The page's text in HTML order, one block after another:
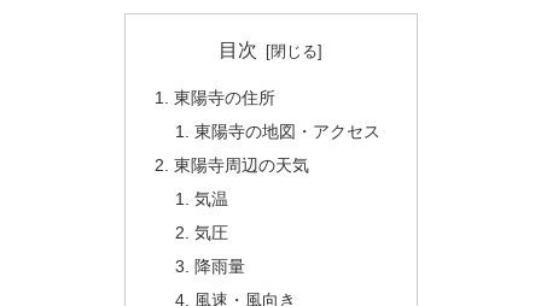
目次
東陽寺の住所
東陽寺の地図・アクセス
東陽寺周辺の天気
気温
気圧
降雨量
風速・風向き